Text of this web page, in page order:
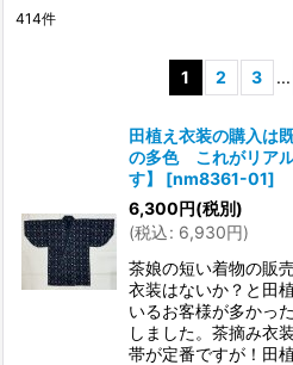
絞り込
414件
1 2 3 ...
田植え衣装の購入は
の多色 これがリア
す】
[nm8361-01]
6,300円(税別)
(税込: 6,930円)
茶娘の短い着物の販
衣装はないか？と田
いるお客様が多かっ
しました。茶摘み衣
帯が定番ですが！田